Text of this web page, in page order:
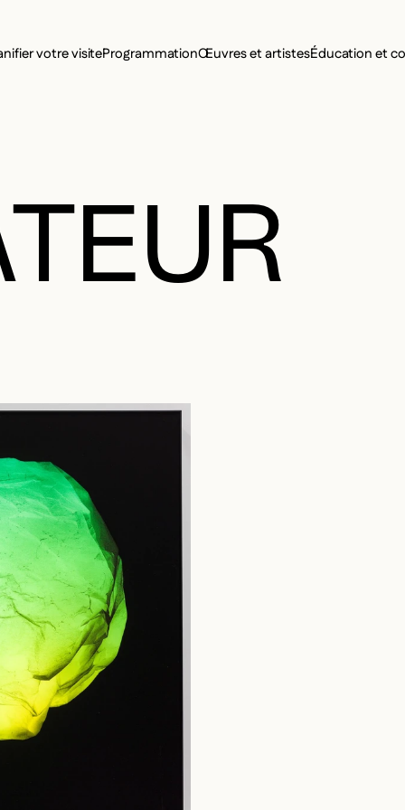
votre visiteProgrammationŒuvres et artistesÉducation et